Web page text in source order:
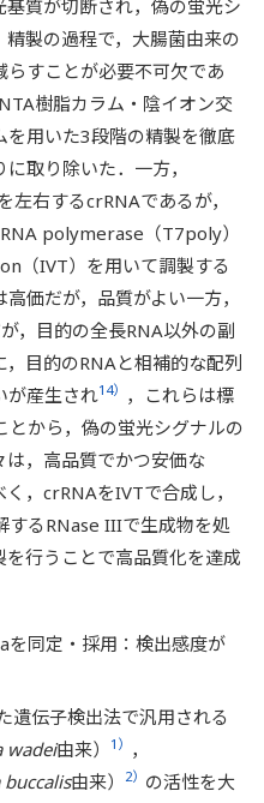
質が切断され，偽の蛍光シ
製の過程で，大腸菌由来の
すことが必要不可欠であ
樹脂カラム・陰イオン交
を用いた3段階の精製を徹底
取り除いた．一方，
左右するcrRNAであるが，
polymerase（T7poly）
（IVT）を用いて調製する
価だが，品質がよい一方，
，目的の全長RNA以外の副
目的のRNAと相補的な配列
が産生され14） ，これらは標
とから，偽の蛍光シグナルの
，高品質でかつ安価な
，crRNAをIVTで合成し，
するRNase IIIで生成物を処
行うことで高品質化を達成
を同定・採用：検出感度が
遺伝子検出法で汎用される
wadei由来） 1） ，
由来） 2） の活性を大